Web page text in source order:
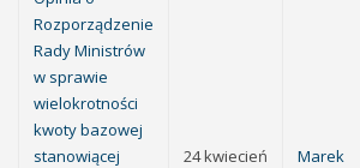
Rozporządzenie
Rady Ministrów
w sprawie
wielokrotności
kwoty bazowej
stanowiącej
24 kwiecień
Marek